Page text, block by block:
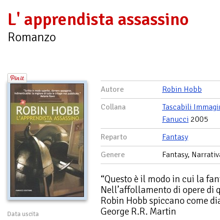
L' apprendista assassino
Romanzo
Data uscita
Autore
Robin Hobb
Collana
Tascabili
Fanucci 2005
Reparto
Fantasy
Genere
Fantasy,
“Questo è il modo in cui la
Nell’affollamento di opere di
Robin Hobb spiccano come
George R.R. Martin